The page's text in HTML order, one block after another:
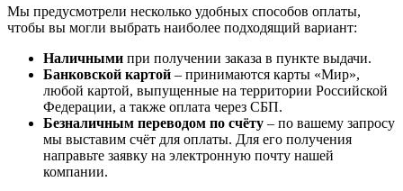
Мы предусмотрели несколько удобных способов оплаты,
чтобы вы могли выбрать наиболее подходящий вариант:
Наличными при получении заказа в пункте выдачи.
Банковской картой – принимаются карты «Мир»,
любой картой, выпущенные на территории Российской
Федерации, а также оплата через СБП.
Безналичным переводом по счёту – по вашему запросу
мы выставим счёт для оплаты. Для его получения
направьте заявку на электронную почту нашей
компании.